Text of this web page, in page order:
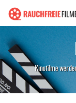
Kinofilme